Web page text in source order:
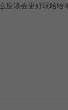
应该会更好玩哈哈